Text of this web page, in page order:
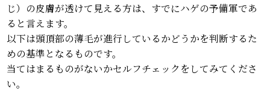
じ）の皮膚が透けて見える方は、すでにハゲの予備軍であ
ると言えます。
以下は頭頂部の薄毛が進行しているかどうかを判断するた
めの基準となるものです。
当てはまるものがないかセルフチェックをしてみてくださ
い。